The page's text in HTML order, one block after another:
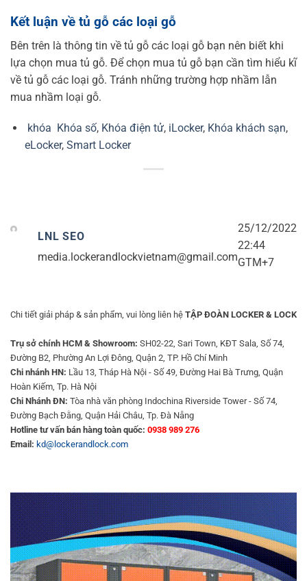
Kết luận về tủ gỗ các loại gỗ
Bên trên là thông tin về tủ gỗ các loại gỗ bạn nên biết khi
lựa chọn mua tủ gỗ. Để chọn mua tủ gỗ bạn cần tìm hiểu kĩ
về tủ gỗ các loại gỗ. Tránh những trường hợp nhầm lẫn
mua nhầm loại gỗ.
khóa Khóa số, Khóa điện tử, iLocker, Khóa khách sạn,
eLocker, Smart Locker
LNL SEO
media.lockerandlockvietnam@gmail.com
25/12/2022
22:44
GTM+7
Chi tiết giải pháp & sản phẩm, vui lòng liên hệ TẬP ĐOÀN LOCKER & LOCK
Trụ sở chính HCM & Showroom: SH02-22, Sari Town, KĐT Sala, Số 74,
Đường B2, Phường An Lợi Đông, Quận 2, TP. Hồ Chí Minh
Chi nhánh HN: Lầu 13, Tháp Hà Nội - Số 49, Đường Hai Bà Trưng, Quận
Hoàn Kiếm, Tp. Hà Nội
Chi Nhánh ĐN: Tòa nhà văn phòng Indochina Riverside Tower - Số 74,
Đường Bạch Đằng, Quận Hải Châu, Tp. Đà Nẵng
Hotline tư vấn bán hàng toàn quốc: 0938 989 276
Email: kd@lockerandlock.com